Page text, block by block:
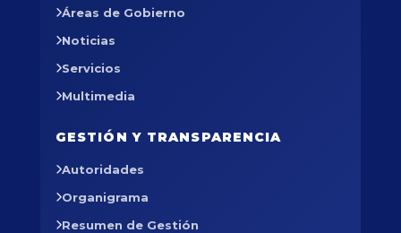
Áreas de Gobierno
Noticias
Servicios
Multimedia
GESTIÓN Y TRANSPARENCIA
Autoridades
Organigrama
Resumen de Gestión